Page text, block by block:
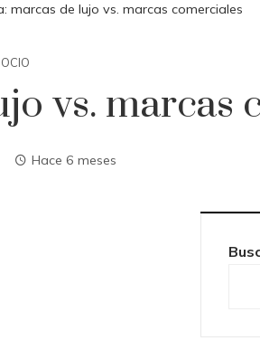
marcas de lujo vs. marcas comerciales
vs. marcas
Hace 6 meses